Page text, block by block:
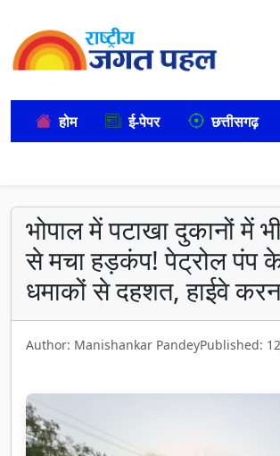
होम ई-पेपर छत्तीसगढ़
भोपाल में पटाखा दुकानों में
से मचा हड़कंप! पेट्रोल पंप
धमाकों से दहशत, हाईवे
Author: Manishankar PandeyPublished: